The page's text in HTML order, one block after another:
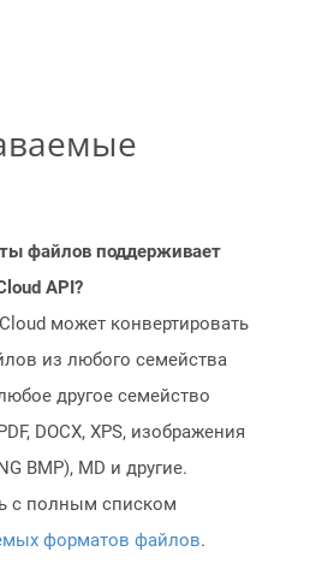
файлов поддерживает
API?
может конвертировать
из любого семейства
другое семейство
DOCX, XPS, изображения
BMP), MD и другие.
с полным списком
форматов файлов.